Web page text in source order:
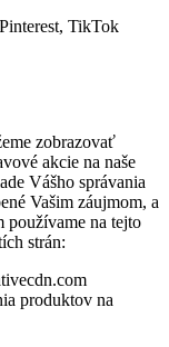
TikTok
zobrazovať
akcie na naše
Vášho správania
Vašim záujmom, a
používame na tejto
strán:
produktov na